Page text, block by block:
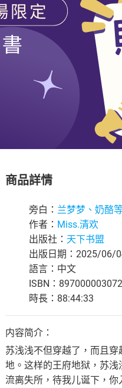
商品詳情
旁白： 兰梦梦、奶酪
作者： Miss.清欢
出版社： 天下书盟
出版日期：2025/06/
語言：中文
ISBN：
時長：88:44:33
内容简介：
苏浅浅不但穿越了，而且
地。这样的王府地狱，苏
流离失所，待我儿诞下，